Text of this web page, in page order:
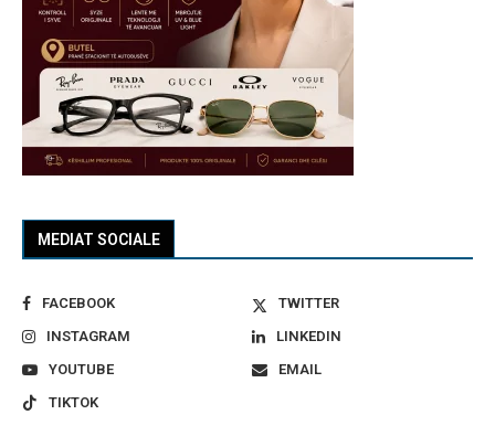
MEDIAT SOCIALE
FACEBOOK
TWITTER
INSTAGRAM
LINKEDIN
YOUTUBE
EMAIL
TIKTOK